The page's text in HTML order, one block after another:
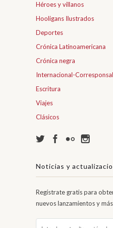
Héroes y villanos
Hooligans Ilustrados
Deportes
Crónica Latinoamericana
Crónica negra
Internacional-
Escritura
Viajes
Clásicos
Noticias y
Regístrate gratis para
nuevos lanzamientos y